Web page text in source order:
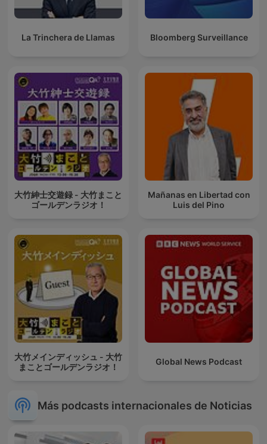
La Trinchera de Llamas Bloomberg Surveillance
大竹紳士交遊録 - 大竹まこと
ゴールデンラジオ！
Mañanas en Libertad con
Luis del Pino
大竹メインディッシュ - 大竹
まことゴールデンラジオ！
Global News Podcast
Más podcasts internacionales de Noticias